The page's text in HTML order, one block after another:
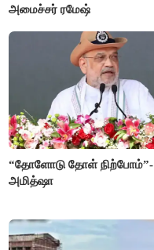
அமைச்சர் ரமேஷ்
“தோளோடு தோள் நிற்போம்”-
அமித்ஷா